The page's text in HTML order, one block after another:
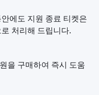
에도 지원 종료 티켓은
처리해 드립니다.
을 구매하여 즉시 도움